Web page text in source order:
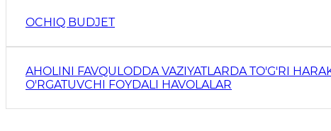
OCHIQ BUDJET
AHOLINI FAVQULODDA VAZIYATLARDA TO'G'RI
O'RGATUVCHI FOYDALI HAVOLALAR